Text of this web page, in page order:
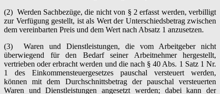
(2) Werden Sachbezüge, die nicht von § 2 erfasst werden, verbilligt
zur Verfügung gestellt, ist als Wert der Unterschiedsbetrag zwischen
dem vereinbarten Preis und dem Wert nach Absatz 1 anzusetzen.
(3) Waren und Dienstleistungen, die vom Arbeitgeber nicht
überwiegend für den Bedarf seiner Arbeitnehmer hergestellt,
vertrieben oder erbracht werden und die nach § 40 Abs. 1 Satz 1 Nr.
1 des Einkommensteuergesetzes pauschal versteuert werden,
können mit dem Durchschnittsbetrag der pauschal versteuerten
Waren und Dienstleistungen angesetzt werden; dabei kann der